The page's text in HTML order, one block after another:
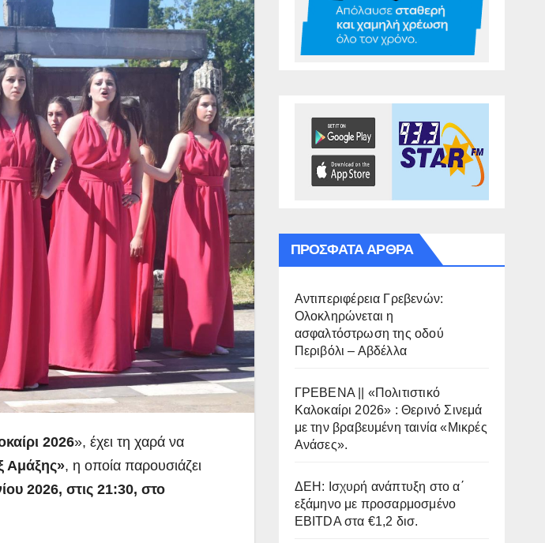
2026», έχει τη χαρά να
Αμάξης», η οποία παρουσιάζει
2026, στις 21:30, στο
ΠΡΌΣΦΑΤΑ ΆΡΘΡΑ
Αντιπεριφέρεια Γρεβενών:
Ολοκληρώνεται η
ασφαλτόστρωση της οδού
Περιβόλι – Αβδέλλα
ΓΡΕΒΕΝΑ || «Πολιτιστικό
Καλοκαίρι 2026» : Θερινό Σινεμά
με την βραβευμένη ταινία «Μικρές
Ανάσες».
ΔΕΗ: Ισχυρή ανάπτυξη στο α΄
εξάμηνο με προσαρμοσμένο
EBITDA στα €1,2 δισ.